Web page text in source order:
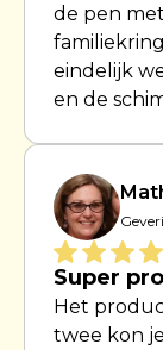
de pen
eindelijk
en de
Super
Het
twee kon